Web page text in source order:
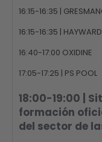
16:15-16:35 |
16:15-16:35 | HAYWARD
16:40-17:00 OXIDINE
17:05-17:25 | PS POOL
18:00-19:00 |
formación
del sector de